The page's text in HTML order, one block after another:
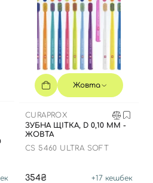
Жовта
CURAPROX
ЗУБНА ЩІТКА, D 0,10 ММ -
ЖОВТА
CS 5460 ULTRA SOFT
354₴ +17 кешбек